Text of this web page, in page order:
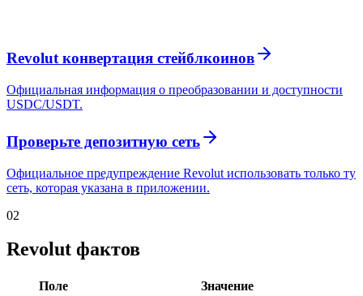
Revolut конвертация стейблкоинов
Официальная информация о преобразовании и доступности
USDC/USDT.
Проверьте депозитную сеть
Официальное предупреждение Revolut использовать только ту
сеть, которая указана в приложении.
02
Revolut фактов
Поле
Значение